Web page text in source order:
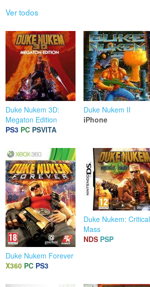
Ver todos
Duke Nukem 3D:
Megaton Edition
PS3 PC PSVITA
Duke Nukem II
iPhone
Duke Nukem Forever
X360 PC PS3
Duke Nukem: Critical
Mass
NDS PSP